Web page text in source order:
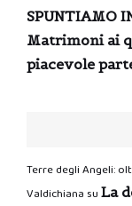
SPUNTIAMO
Matrimoni ai
piacevole
Terre degli Angeli:
Valdichiana su La